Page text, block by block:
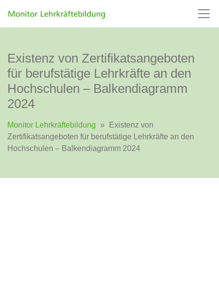
Existenz von Zertifikatsangeboten
für berufstätige Lehrkräfte an den
Hochschulen – Balkendiagramm
2024
Monitor Lehrkräftebildung »
Existenz von
Zertifikatsangeboten für berufstätige Lehrkräfte an den
Hochschulen – Balkendiagramm 2024